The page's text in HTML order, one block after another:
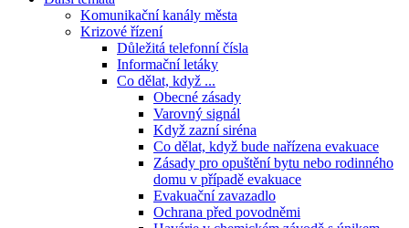
Komunikační kanály města
Krizové řízení
Důležitá telefonní čísla
Informační letáky
Co dělat, když ...
Obecné zásady
Varovný signál
Když zazní siréna
Co dělat, když bude nařízena evakuace
Zásady pro opuštění bytu nebo rodinného
domu v případě evakuace
Evakuační zavazadlo
Ochrana před povodněmi